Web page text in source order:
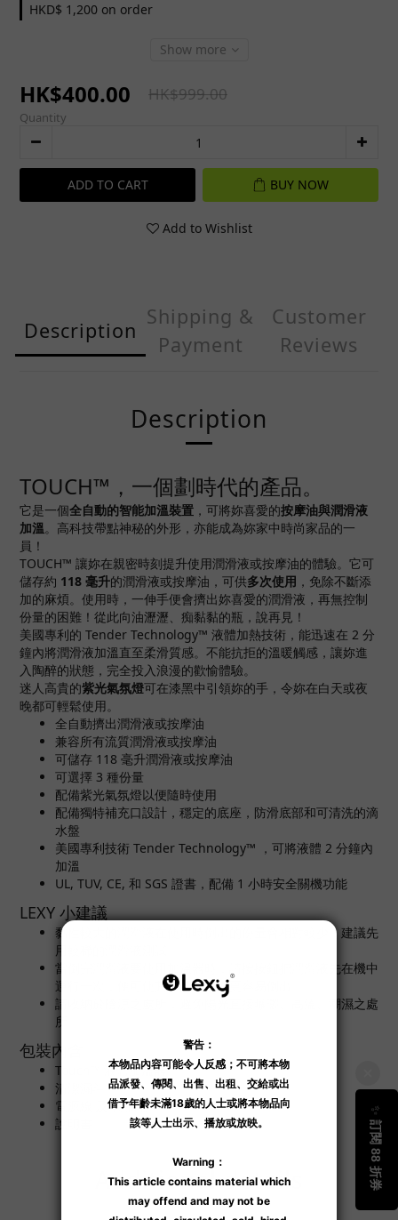
HKD$ 1,200 on order
Show more
HK$400.00 HK$999.00
Quantity
ADD TO CART BUY NOW
Add to Wishlist
Description
Shipping &
Payment
Customer
Reviews
Description
TOUCH™，一個劃時代的產品。
它是一個全自動的智能加溫裝置 ，可將妳喜愛的按摩油與潤滑液
加溫。高科技帶點神秘的外形，亦能成為妳家中時尚家品的一
員！
TOUCH™ 讓妳在親密時刻提升使用潤滑液或按摩油的體驗。它可
儲存約 118 毫升的潤滑液或按摩油，可供多次使用 ，免除不斷添
加的麻煩。使用時，一伸手便會擠出妳喜愛的潤滑液，再無控制
份量的困難！從此向油瀝瀝、痴黏黏的瓶，說再見！
美國專利的 Tender Technology™ 液體加熱技術，能迅速在 2 分
鐘內將潤滑液加溫直至柔滑質感。不能抗拒的溫暖觸感，讓妳進
入陶醉的狀態，完全投入浪漫的歡愉體驗。
迷人高貴的紫光氣氛燈可在漆黑中引領妳的手，令妳在白天或夜
晚都可輕鬆使用。
全自動擠出潤滑液或按摩油
兼容所有流質潤滑液或按摩油
可儲存 118 毫升潤滑液或按摩油
可選擇 3 種份量
配備紫光氣氛燈以便隨時使用
配備獨特補充口設計，穩定的底座，防滑底部和可清洗的滴
水盤
美國專利技術 Tender Technology™ ，可將液體 2 分鐘內
加溫
UL, TUV, CE, 和 SGS 證書，配備 1 小時安全關機功能
LEXY 小建議
黏性較大的潤滑液在使用時倒出的份量會相對較少，建議先
用較稀的潤滑液測試。
當倒完潤滑液要使用加溫器時，請按按鈕把潤滑液先在機中
運行一次，便可使其後的潤滑液更容易倒出。
請收納於陰涼之處所，避免陽光直接曝曬、高溫、潮濕之處
所。
包裝內含
Touch™ 液體加溫器
清潔漏斗
電源線 及 轉插器
說明書
Additional details